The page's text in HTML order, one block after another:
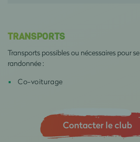
TRANSPORTS
Transports possibles ou nécessaires pour
randonnée :
Co-voiturage
Contacter le club